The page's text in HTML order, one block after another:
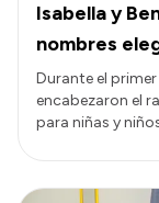
Isabella y
nombres
Durante el
encabezaron el
para niñas y